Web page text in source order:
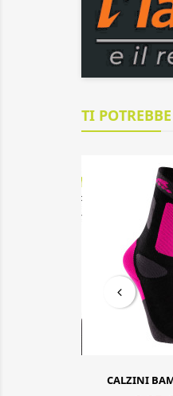
TI
CALZINI